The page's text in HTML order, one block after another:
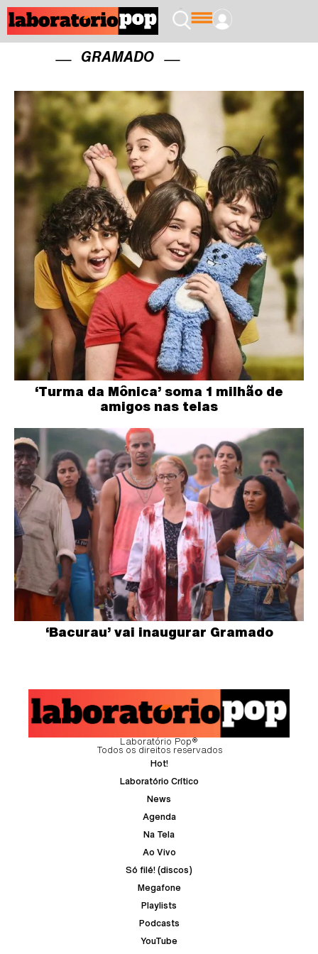
GRAMADO
‘Turma da Mônica’ soma 1 milhão de
amigos nas telas
‘Bacurau’ vai inaugurar Gramado
Laboratório Pop®
Todos os direitos reservados
Hot!
Laboratório Crítico
News
Agenda
Na Tela
Ao Vivo
Só filé! (discos)
Megafone
Playlists
Podcasts
YouTube